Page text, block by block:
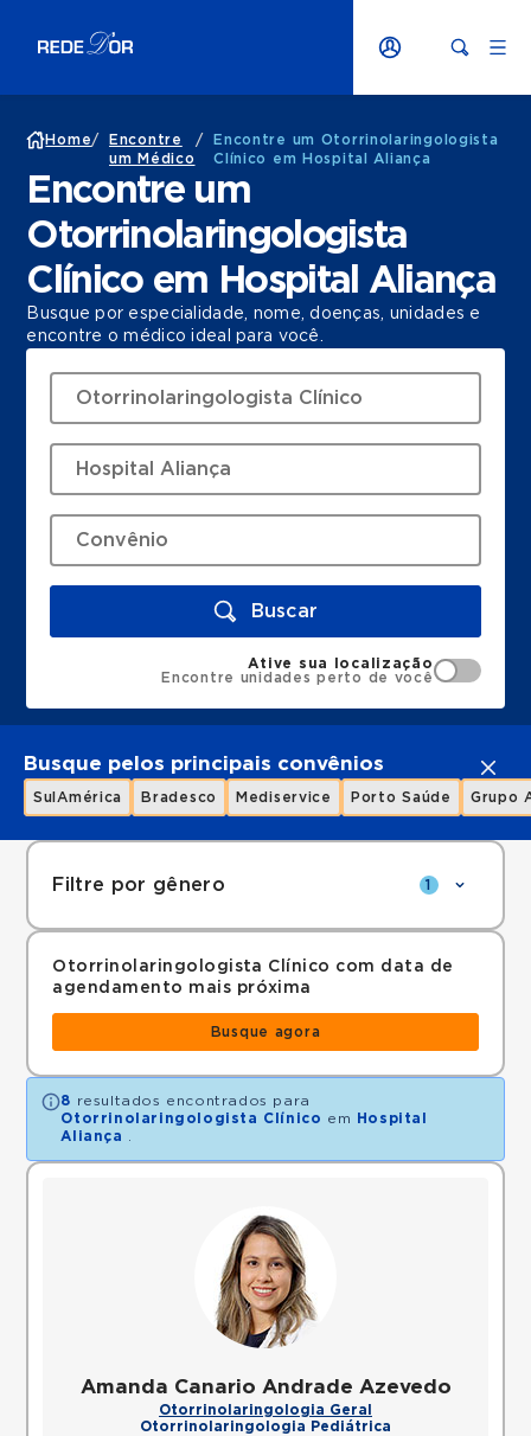
Home/
Encontre
um Médico
/
Encontre um Otorrinolaringologista
Clínico em Hospital Aliança
Encontre um
Otorrinolaringologista
Clínico em Hospital Aliança
Busque por especialidade, nome, doenças, unidades e
encontre o médico ideal para você.
Buscar
Ative sua localização
Encontre unidades perto de você
Busque pelos principais convênios
SulAmérica Bradesco Mediservice Porto Saúde Grupo
Filtre por gênero 1
Otorrinolaringologista Clínico com data de
agendamento mais próxima
Busque agora
8 resultados encontrados para
Otorrinolaringologista Clínico em
Hospital
Aliança
Amanda Canario Andrade Azevedo
Otorrinolaringologia Geral
Otorrinolaringologia Pediátrica